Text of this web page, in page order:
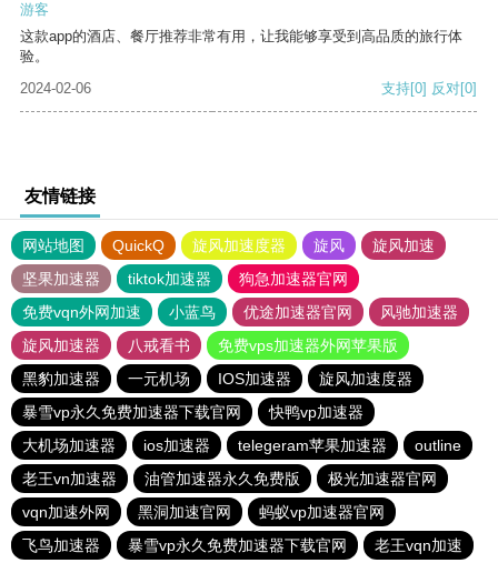
游客
这款app的酒店、餐厅推荐非常有用，让我能够享受到高品质的旅行体
验。
2024-02-06
支持[0] 反对[0]
友情链接
网站地图 QuickQ 旋风加速度器 旋风
旋风加速
坚果加速器
tiktok加速器
狗急加速器官网
免费vqn外网加速
小蓝鸟 优途加速器官网
风驰加速器
旋风加速器
八戒看书
免费vps加速器外网苹果版
黑豹加速器
一元机场 IOS加速器
旋风加速度器
暴雪vp永久免费加速器下载官网
快鸭vp加速器
大机场加速器
ios加速器 telegeram苹果加速器
outline
老王vn加速器
油管加速器永久免费版
极光加速器官网
vqn加速外网
黑洞加速官网
蚂蚁vp加速器官网
飞鸟加速器
暴雪vp永久免费加速器下载官网 老王vqn加速